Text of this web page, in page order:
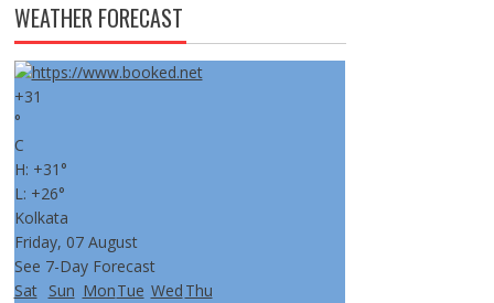
WEATHER FORECAST
+31
°
C
H: +31°
L: +26°
Kolkata
Friday, 07 August
See 7-Day Forecast
Sat
Sun MonTue Wed Thu